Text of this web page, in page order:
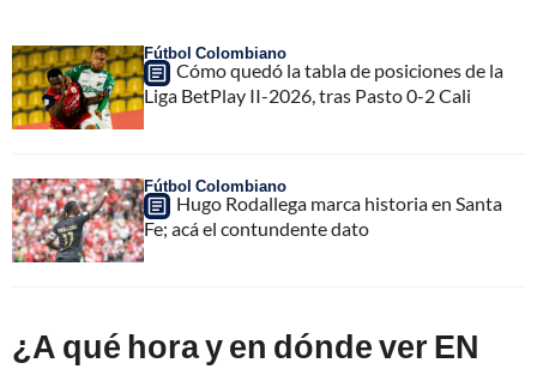
Fútbol Colombiano
Cómo quedó la tabla de posiciones de la
Liga BetPlay II-2026, tras Pasto 0-2 Cali
Fútbol Colombiano
Hugo Rodallega marca historia en Santa
Fe; acá el contundente dato
¿A qué hora y en dónde ver EN